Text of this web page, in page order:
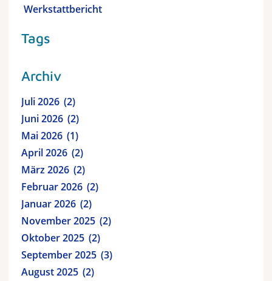
Werkstattbericht
Tags
Archiv
Juli 2026 2
Juni 2026 2
Mai 2026 1
April 2026 2
März 2026 2
Februar 2026 2
Januar 2026 2
November 2025 2
Oktober 2025 2
September 2025 3
August 2025 2